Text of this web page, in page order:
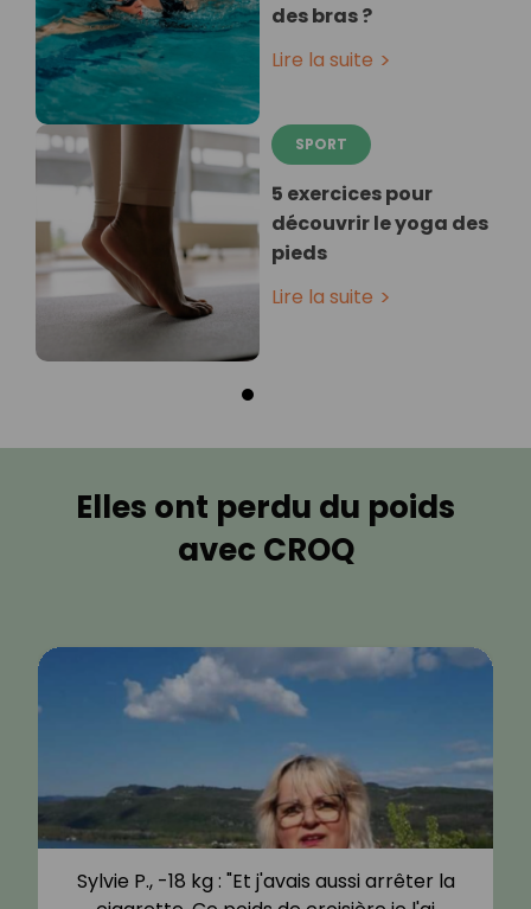
des bras ?
Lire la suite
SPORT
5 exercices pour
découvrir le yoga des
pieds
Lire la suite
Elles ont perdu du poids
avec CROQ
Sylvie P., -18 kg : "Et j'avais aussi arrêter la